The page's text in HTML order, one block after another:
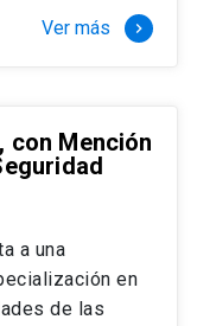
Ver más keyboard_arrow_right
con Mención
a una
en
de las